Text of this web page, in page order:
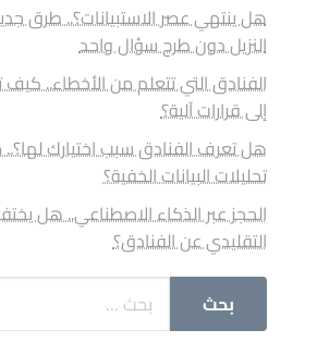
هل ينتهي عصر الاستبيانات؟.. طرق
النزيل دون طرح سؤال واحد
الفنادق التي تتعلم من الأخطاء..
إلى قرارات آلية؟
هل تعرف الفنادق سبب اختيارك
تحليلات البيانات الخفية؟
الحجز عبر الذكاء الاصطناعي.. هل
التقليدي عن الفنادق؟